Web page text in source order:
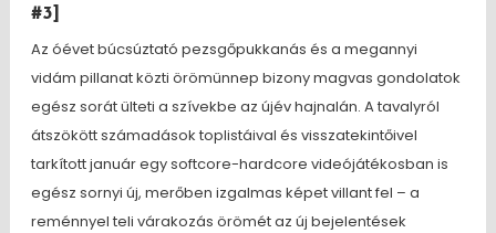
#3]
Az óévet búcsúztató pezsgőpukkanás és a megannyi
vidám pillanat közti örömünnep bizony magvas gondolatok
egész sorát ülteti a szívekbe az újév hajnalán. A tavalyról
átszökött számadások toplistáival és visszatekintőivel
tarkított január egy softcore-hardcore videójátékosban is
egész sornyi új, merőben izgalmas képet villant fel – a
reménnyel teli várakozás örömét az új bejelentések